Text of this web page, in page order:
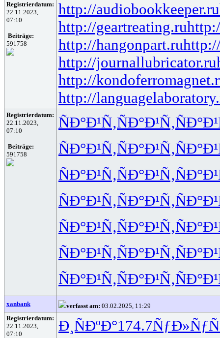
Registrierdatum:
22.11.2023,
07:10
Beiträge:
591758
http://audiobookkeeper.ru
http://geartreating.ru
http://hangonpart.ru
http://journallubricator.ru
http://
http://
Registrierdatum:
22.11.2023,
07:10
Beiträge:
591758
ÑÐ°Ð¹Ñ‚ÑÐ°Ð¹Ñ‚
ÑÐ°Ð¹Ñ‚ÑÐ°Ð¹Ñ‚
ÑÐ°Ð¹Ñ‚ÑÐ°Ð¹Ñ‚
ÑÐ°Ð¹Ñ‚ÑÐ°Ð¹Ñ‚
ÑÐ°Ð¹Ñ‚ÑÐ°Ð¹Ñ‚
ÑÐ°Ð¹Ñ‚ÑÐ°Ð¹Ñ‚
ÑÐ°Ð¹Ñ‚ÑÐ°Ð¹Ñ‚
xanbank verfasst am: 03.02.2025, 11:29
Registrierdatum:
22.11.2023,
07:10
Ð¸ÑÐºÐ°174.7